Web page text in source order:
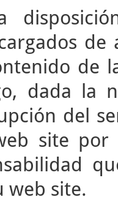
de
dada la
del
site por
web site.